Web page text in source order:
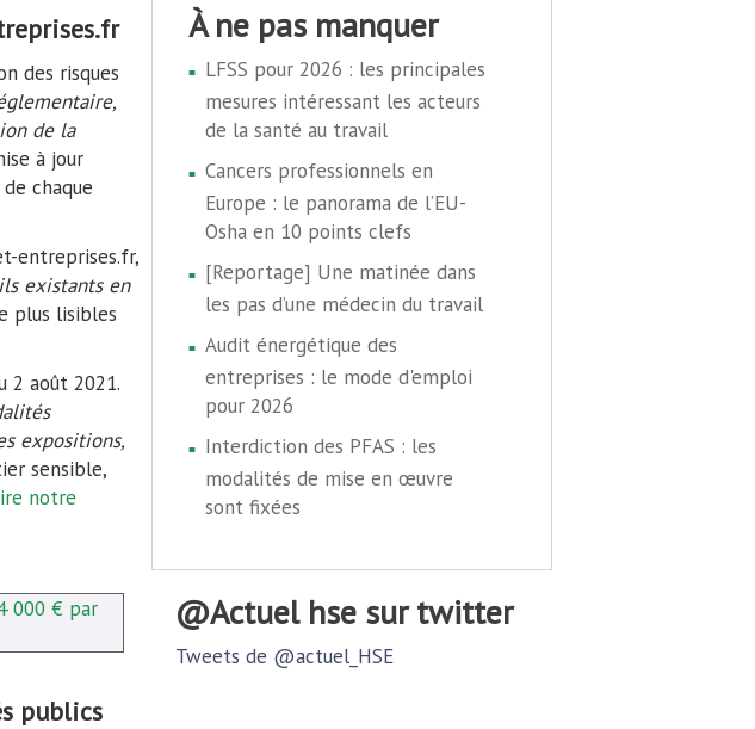
des risques
de la
à jour
chaque
entreprises.fr,
existants en
plus lisibles
2 août 2021.
expositions,
sensible,
notre
000 € par
publics
à ne pas manquer
LFSS pour 2026 : les principales
mesures intéressant les acteurs
de la santé au travail
Cancers professionnels en
Europe : le panorama de l’EU-
Osha en 10 points clefs
[Reportage] Une matinée dans
les pas d’une médecin du travail
Audit énergétique des
entreprises : le mode d'emploi
pour 2026
Interdiction des PFAS : les
modalités de mise en œuvre
sont fixées
@actuel hse sur twitter
Tweets de @actuel_HSE